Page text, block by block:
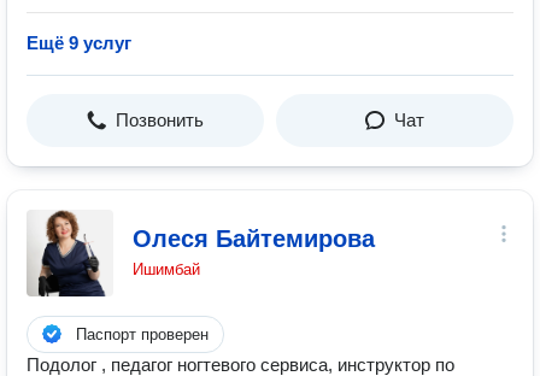
Ещё 9 услуг
Позвонить Чат
Олеся Байтемирова
Ишимбай
Паспорт проверен
Подолог , педагог ногтевого сервиса, инструктор по